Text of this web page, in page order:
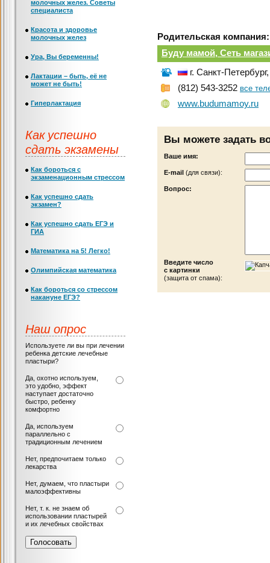
Родительская компания:
Буду мамой, Сеть
г. Санкт-
(812) 543-3252 все
www.budumamoy.ru
Вы можете задать
Ваше имя:
Е-mail (для связи):
Вопрос:
Введите число
с картинки
(защита от спама):
молочных желез. Советы
специалиста
Красота и здоровье
молочных желез
Ура, Вы беременны!
Лактации – быть, её не
может не быть!
Гиперлактация
Как успешно
сдать экзамены
Как бороться с
экзаменационным стрессом
Как успешно сдать
экзамен?
Как успешно сдать ЕГЭ и
ГИА
Математика на 5! Легко!
Олимпийская математика
Как бороться со стрессом
накануне ЕГЭ?
Наш опрос
Используете ли вы при лечении
ребенка детские лечебные
пластыри?
Да, охотно используем,
это удобно, эффект
наступает достаточно
быстро, ребенку
комфортно
Да, используем
параллельно с
традиционным лечением
Нет, предпочитаем только
лекарства
Нет, думаем, что пластыри
малоэффективны
Нет, т. к. не знаем об
использовании пластырей
и их лечебных свойствах